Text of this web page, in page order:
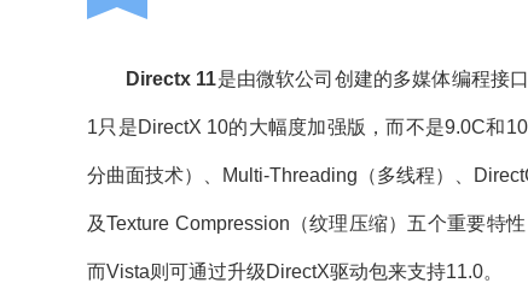
Directx 11是由微软公司创建的多媒体编程接
1只是DirectX 10的大幅度加强版，而不是9.0C和
分曲面技术）、Multi-Threading（多线程）、
及Texture Compression（纹理压缩）五个重要特
而Vista则可通过升级DirectX驱动包来支持11.0。